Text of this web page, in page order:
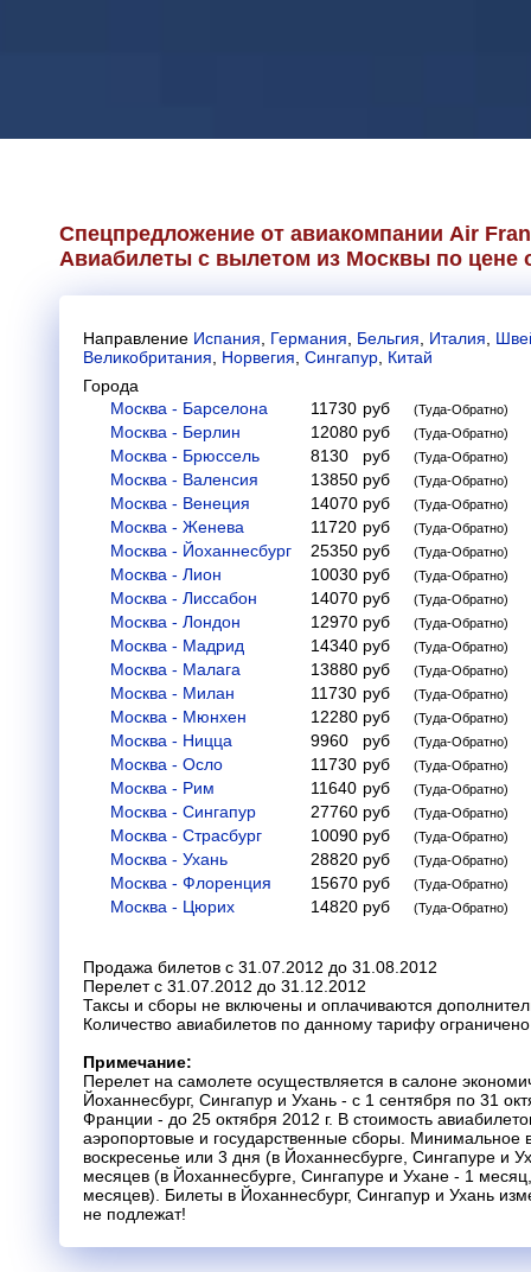
Спецпредложение от авиакомпании Air
Авиабилеты с вылетом из Москвы по цене
Направление Испания Германия Бельгия Италия
Великобритания
Норвегия Сингапур Китай
Города
Москва - Барселона
11730 руб (Туда-Обратно)
Москва - Берлин 12080 руб (Туда-Обратно)
Москва - Брюссель 8130 руб (Туда-Обратно)
Москва - Валенсия 13850 руб (Туда-Обратно)
Москва - Венеция 14070 руб (Туда-Обратно)
Москва - Женева 11720 руб (Туда-Обратно)
Москва - Йоханнесбург 25350 руб (Туда-Обратно)
Москва - Лион 10030 руб (Туда-Обратно)
Москва - Лиссабон 14070 руб (Туда-Обратно)
Москва - Лондон 12970 руб (Туда-Обратно)
Москва - Мадрид 14340 руб (Туда-Обратно)
Москва - Малага 13880 руб (Туда-Обратно)
Москва - Милан 11730 руб (Туда-Обратно)
Москва - Мюнхен 12280 руб (Туда-Обратно)
Москва - Ницца 9960 руб (Туда-Обратно)
Москва - Осло 11730 руб (Туда-Обратно)
Москва - Рим 11640 руб (Туда-Обратно)
Москва - Сингапур 27760 руб (Туда-Обратно)
Москва - Страсбург 10090 руб (Туда-Обратно)
Москва - Ухань 28820 руб (Туда-Обратно)
Москва - Флоренция 15670 руб (Туда-Обратно)
Москва - Цюрих 14820 руб (Туда-Обратно)
Продажа билетов с 31.07.2012 до 31.08.2012
Перелет с 31.07.2012 до 31.12.2012
Таксы и сборы не включены и оплачиваются
Количество авиабилетов по данному тарифу
Примечание:
Перелет на самолете осуществляется в салоне
Йоханнесбург, Сингапур и Ухань - с 1 сентября по 31
Франции - до 25 октября 2012 г. В стоимость
аэропортовые и государственные сборы. Минимальное
воскресенье или 3 дня (в Йоханнесбурге, Сингапуре и
месяцев (в Йоханнесбурге, Сингапуре и Ухане - 1
месяцев). Билеты в Йоханнесбург, Сингапур и Ухань
не подлежат!